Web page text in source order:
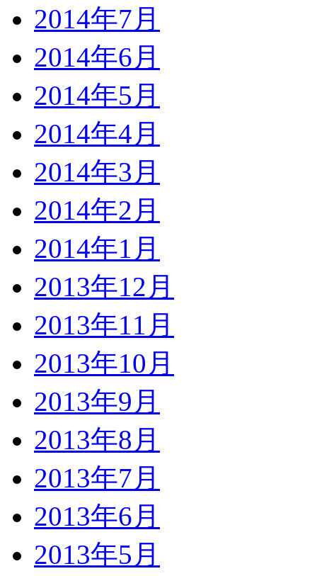
2014年7月
2014年6月
2014年5月
2014年4月
2014年3月
2014年2月
2014年1月
2013年12月
2013年11月
2013年10月
2013年9月
2013年8月
2013年7月
2013年6月
2013年5月